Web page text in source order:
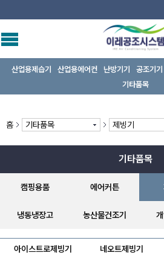
산업용제습기 산업용에어컨 난방기기 공조기기
기타품목
홈 기타품목 제빙기
기타품목
캠핑용품 에어커튼
냉동냉장고 농산물건조기
아이스트로제빙기 네오트제빙기